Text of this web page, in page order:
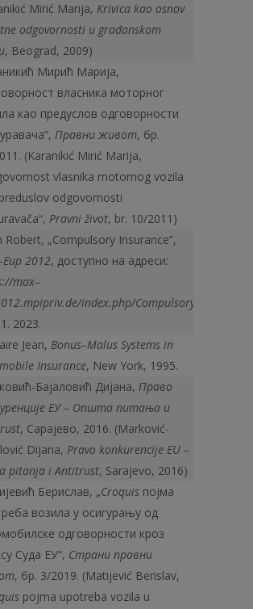
Mirić Marija, Krivica kao osnov
odgovornosti u građanskom
, Beograd, 2009)
Мирић Марија,
власника моторног
као предуслов одговорности
Правни живот, бр.
(Karanikić Mirić Marija,
vlasnika motornog vozila
odgovornosti
Pravni život, br. 10/2011)
Robert, „Compulsory Insurance“,
Eup 2012, доступно на адреси:
://max–
mpipriv.de/index.php/Compulsory
2023.
Jean, Bonus–Malus Systems in
Insurance, New York, 1995.
Бајаловић Дијана, Право
ЕУ – Општа питања и
, Сарајево, 2016. (Marković-
Dijana, Pravo konkurencije EU –
pitanja iAntitrust, Sarajevo, 2016)
Берислав, „Croquis појма
возила у осигурању од
одговорности кроз
Суда ЕУ“, Страни правни
, бр. 3/2019. (Matijević Berislav,
pojma upotreba vozila u